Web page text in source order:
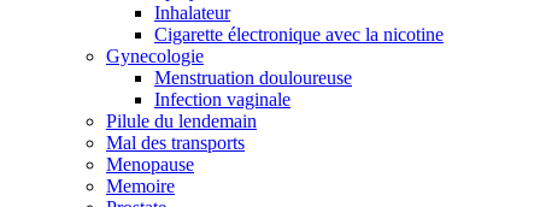
Inhalateur
Cigarette électronique avec la nicotine
Gynecologie
Menstruation douloureuse
Infection vaginale
Pilule du lendemain
Mal des transports
Menopause
Memoire